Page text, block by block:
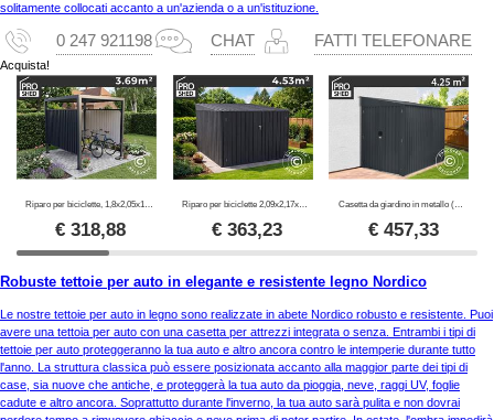
solitamente collocati accanto a un'azienda o a un'istituzione.
0 247 921198 CHAT FATTI TELEFONARE
Acquista!
€318,88 € 363,23
Casetta da giardino in metallo (Moto/bici), 1,7x2,49x2,03m, 4,25m², Antracite
€ 457,33
Robuste tettoie per auto in elegante e resistente legno Nordico
Le nostre tettoie per auto in legno sono realizzate in abete Nordico robusto e resistente. Puoi
avere una tettoia per auto con una casetta per attrezzi integrata o senza. Entrambi i tipi di
tettoie per auto proteggeranno la tua auto e altro ancora contro le intemperie durante tutto
l'anno. La struttura classica può essere posizionata accanto alla maggior parte dei tipi di
case, sia nuove che antiche, e proteggerà la tua auto da pioggia, neve, raggi UV, foglie
cadute e altro ancora. Soprattutto durante l'inverno, la tua auto sarà pulita e non dovrai